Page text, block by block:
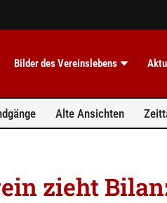
Bilder des Vereinslebens
Alte Ansichten
zieht